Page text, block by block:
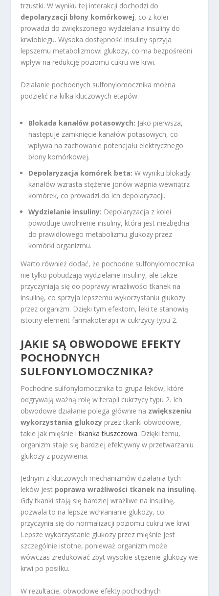
trzustki. W wyniku tej interakcji dochodzi do
depolaryzacji błony komórkowej, co z kolei
prowadzi do zwiększonego wydzielania insuliny do
krwiobiegu. Wysoka dostępność insuliny sprzyja
lepszemu metabolizmowi glukozy, co ma bezpośredni
wpływ na redukcję poziomu cukru we krwi.
Działanie pochodnych sulfonylomocznika można
podzielić na kilka kluczowych etapów:
Blokada kanałów potasowych: Jako pierwsza,
następuje zamknięcie kanałów potasowych, co
wpływa na zachowanie potencjału elektrycznego
błony komórkowej.
Depolaryzacja komórek beta: W wyniku blokady
kanałów wzrasta stężenie jonów wapnia wewnątrz
komórek, co prowadzi do ich depolaryzacji.
Wydzielanie insuliny: Depolaryzacja z kolei
powoduje uwolnienie insuliny, która jest niezbędna
do prawidłowego metabolizmu glukozy przez
komórki organizmu.
Warto również dodać, że pochodne sulfonylomocznika
nie tylko pobudzają wydzielanie insuliny, ale także
przyczyniają się do poprawy wrażliwości tkanek na
insulinę, co sprzyja lepszemu wykorzystaniu glukozy
przez organizm. Dzięki tym efektom, leki te stanowią
istotny element farmakoterapii w cukrzycy typu 2.
JAKIE SĄ OBWODOWE EFEKTY
POCHODNYCH
SULFONYLOMOCZNIKA?
Pochodne sulfonylomocznika to grupa leków, które
odgrywają ważną rolę w terapii cukrzycy typu 2. Ich
obwodowe działanie polega głównie na zwiększeniu
wykorzystania glukozy przez tkanki obwodowe,
takie jak mięśnie itkanka tłuszczowa. Dzięki temu,
organizm staje się bardziej efektywny w przetwarzaniu
glukozy z pożywienia.
Jednym z kluczowych mechanizmów działania tych
leków jest poprawa wrażliwości tkanek na insulinę.
Gdy tkanki stają się bardziej wrażliwe na insulinę,
pozwala to na lepsze wchłanianie glukozy, co
przyczynia się do normalizacji poziomu cukru we krwi.
Lepsze wykorzystanie glukozy przez mięśnie jest
szczególnie istotne, ponieważ organizm może
wówczas zredukować zbyt wysokie stężenie glukozy we
krwi po posiłku.
W rezultacie, obwodowe efekty pochodnych